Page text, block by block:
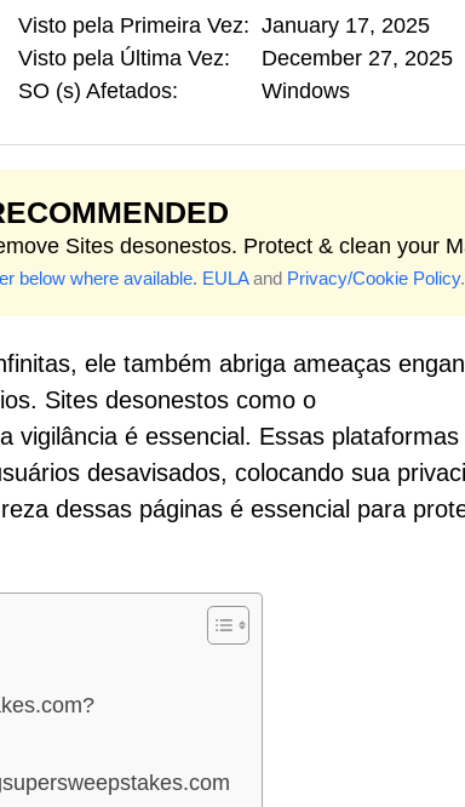
Visto pela Primeira Vez: January 17, 2025
Visto pela Última Vez:
December 27, 2025
SO (s) Afetados:
Windows
Sites desonestos. Protect & clean your
below where available. EULAand Privacy/Cookie Policy.
ele também abriga ameaças
Sites desonestos como o
vigilância é essencial. Essas plataformas
desavisados, colocando sua
dessas páginas é essencial para